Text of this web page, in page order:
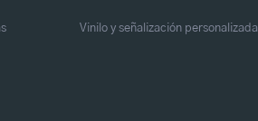
Vinilo y señalización personalizada